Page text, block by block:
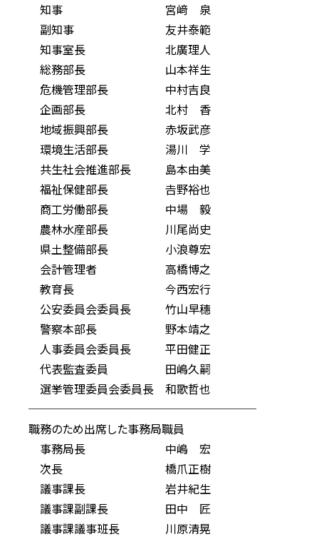
知事 宮﨑 泉
副知事 友井泰範
知事室長 北廣理人
総務部長 山本祥生
危機管理部長 中村吉良
企画部長 北村 香
地域振興部長 赤坂武彦
環境生活部長 湯川 学
共生社会推進部長 島本由美
福祉保健部長 𠮷野裕也
商工労働部長 中場 毅
農林水産部長 川尾尚史
県土整備部長 小浪尊宏
会計管理者 高橋博之
教育長 今西宏行
公安委員会委員長 竹山早穗
警察本部長 野本靖之
人事委員会委員長 平田健正
代表監査委員 田嶋久嗣
選挙管理委員会委員長 和歌哲也
────────────────────
職務のため出席した事務局職員
事務局長 中嶋 宏
次長 橋爪正樹
議事課長 岩井紀生
議事課副課長 田中 匠
議事課議事班長 川原清晃